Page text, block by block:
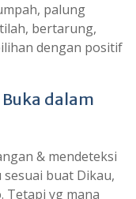
palung
bertarung,
dengan positif
dalam
& mendeteksi
buat Dikau,
Tetapi yg mana